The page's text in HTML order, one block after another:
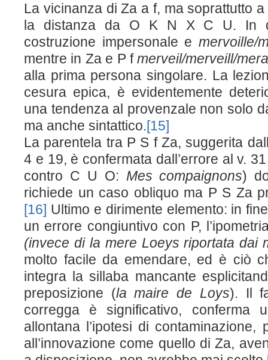
La vicinanza di Za a f, ma soprattutto
la distanza da O K N X C U. In
costruzione impersonale e mervoille/
mentre in Zae P fmerveil/merveill/
alla prima persona singolare. La
cesura epica, è evidentemente
una tendenza al provenzale non solo
ma anche sintattico.[15]
La parentela tra P S f Za, suggerita
4 e 19, è confermata dall’errore al v.
contro C U O: Mes compaignons)
richiede un caso obliquo ma P S Za
[16] Ultimo e dirimente elemento: in
un errore congiuntivo con P,
(invece di la mere Loeys riportata dai
molto facile da emendare, ed è ciò
integra la sillaba mancante
preposizione (la maire de Loys). Il
corregga è significativo, conferma
allontana l’ipotesi di
all’innovazione come quello di Za,